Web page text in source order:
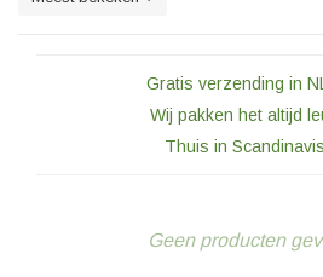
Gratis verzending in
Wij pakken het altijd
Thuis in
Geen producten